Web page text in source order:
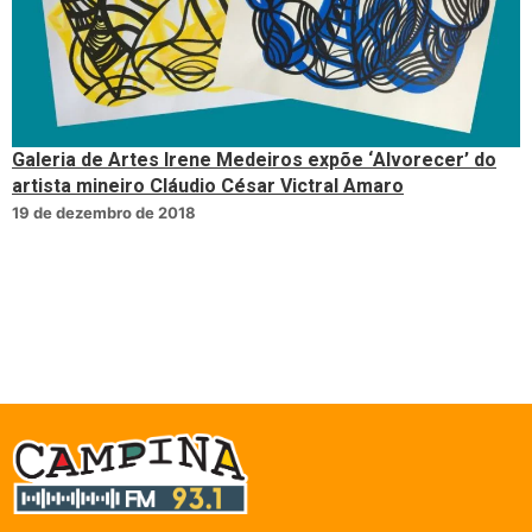
Galeria de Artes Irene Medeiros expõe ‘Alvorecer’ do
artista mineiro Cláudio César Victral Amaro
19 de dezembro de 2018